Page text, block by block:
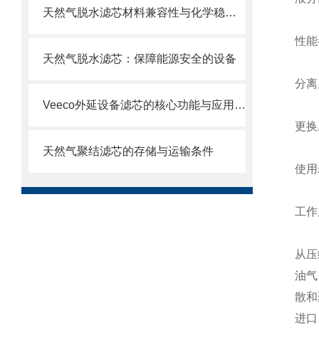
天然气脱水滤芯材料兼容性与化学稳定性
天然气脱水滤芯：保障能源安全的设备
Veeco外延设备滤芯的核心功能与应用场景
天然气聚结滤芯的存储与运输条件
性
分
更
使
工
从
油
散
进